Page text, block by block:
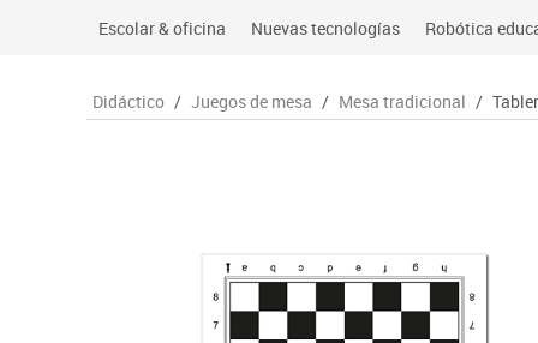
Escolar & oficina
Archivo
Manualidades
Material escolar
Nuevas tecnologías
Audio
Videoconferencia
Robótica
Arduino
Didáctico / Juegos de mesa / Mesa tradicional /